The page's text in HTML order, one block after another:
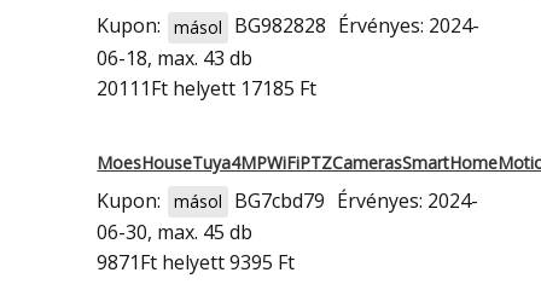
Kupon: másol BG982828 Érvényes: 2024-
06-18, max. 43 db
20111Ft helyett 17185 Ft
Kupon: másol BG7cbd79 Érvényes: 2024-
06-30, max. 45 db
9871Ft helyett 9395 Ft